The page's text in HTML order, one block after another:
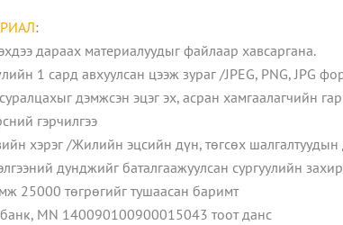
:
дараах материалуудыг файлаар хавсаргана.
1 сард авхуулсан цээж зураг /JPEG, PNG, JPG
дэмжсэн эцэг эх, асран хамгаалагчийн
гэрчилгээ
хэрэг /Жилийн эцсийн дүн, төгсөх шалгалтуудын
дунджийг баталгаажуулсан сургуулийн
25000 төгрөгийг тушаасан баримт
MN 140090100900015043 тоот данс